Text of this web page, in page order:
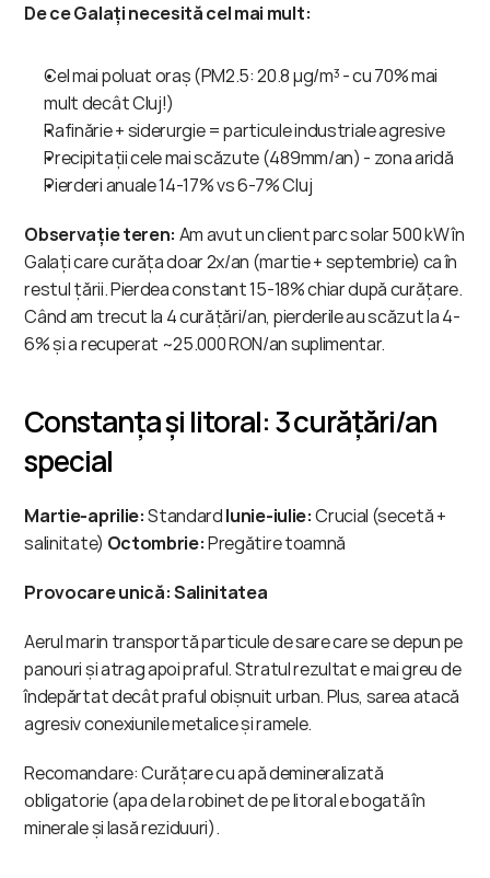
De ce Galați necesită cel mai mult:
Cel mai poluat oraș (PM2.5: 20.8 μg/m³ - cu 70% mai
mult decât Cluj!)
Rafinărie + siderurgie = particule industriale agresive
Precipitații cele mai scăzute (489mm/an) - zona aridă
Pierderi anuale 14-17% vs 6-7% Cluj
Observație teren: Am avut un client parc solar 500 kW în
Galați care curăța doar 2x/an (martie + septembrie) ca în
restul țării. Pierdea constant 15-18% chiar după curățare.
Când am trecut la 4 curățări/an, pierderile au scăzut la 4-
6% și a recuperat ~25.000 RON/an suplimentar.
Constanța și litoral: 3 curățări/an
special
Martie-aprilie: Standard Iunie-iulie: Crucial (secetă +
salinitate) Octombrie: Pregătire toamnă
Provocare unică: Salinitatea
Aerul marin transportă particule de sare care se depun pe
panouri și atrag apoi praful. Stratul rezultat e mai greu de
îndepărtat decât praful obișnuit urban. Plus, sarea atacă
agresiv conexiunile metalice și ramele.
Recomandare: Curățare cu apă demineralizată
obligatorie (apa de la robinet de pe litoral e bogată în
minerale și lasă reziduuri).